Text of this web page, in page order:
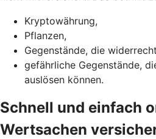
Kryptowährung,
Pflanzen,
Gegenstände, die
gefährliche Gegenstände,
auslösen können.
Schnell und einfach
Wertsachen